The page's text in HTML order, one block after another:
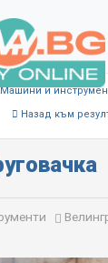
Машини и
Назад към